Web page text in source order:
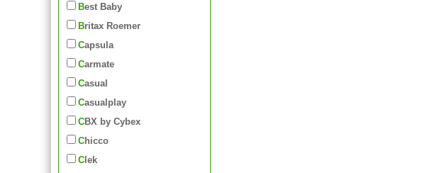
Best Baby
Britax Roemer
Capsula
Carmate
Casual
Casualplay
CBX by Cybex
Chicco
Clek